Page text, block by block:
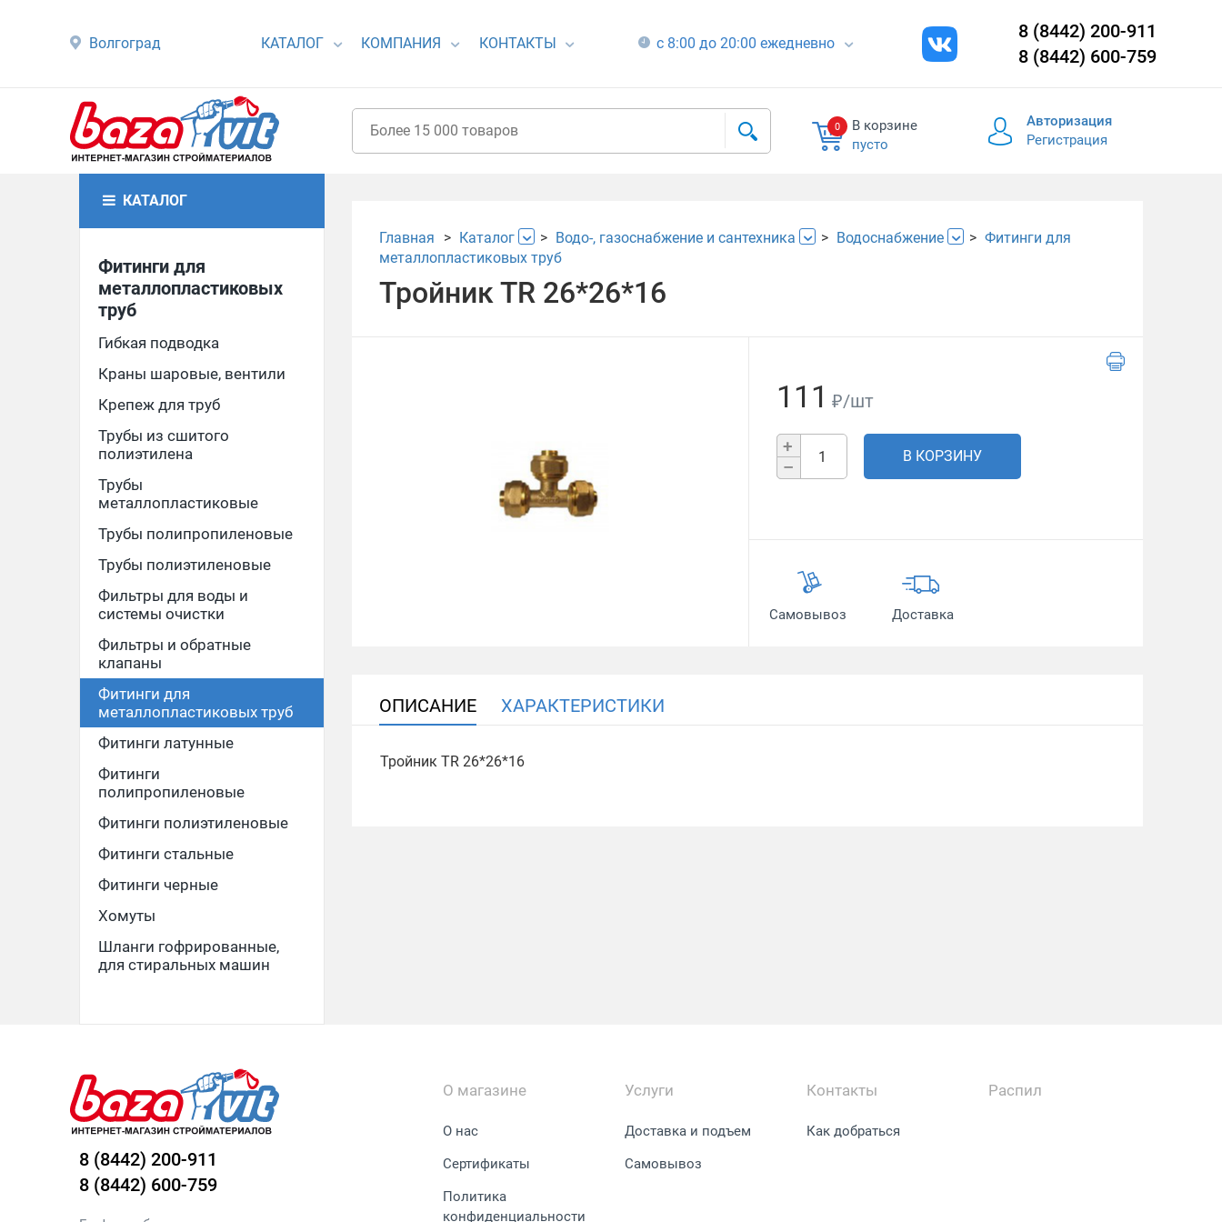
Волгоград КАТАЛОГ КОМПАНИЯ КОНТАКТЫ с 8:00 до 20:00 ежедневно
8 (8442) 200-911
8 (8442) 600-759
0
В корзине
пусто
Авторизация
Регистрация
КАТАЛОГ
Фитинги для
металлопластиковых
труб
Гибкая подводка
Краны шаровые, вентили
Крепеж для труб
Трубы из сшитого
полиэтилена
Трубы
металлопластиковые
Трубы полипропиленовые
Трубы полиэтиленовые
Фильтры для воды и
системы очистки
Фильтры и обратные
клапаны
Фитинги для
металлопластиковых труб
Фитинги латунные
Фитинги
полипропиленовые
Фитинги полиэтиленовые
Фитинги стальные
Фитинги черные
Хомуты
Шланги гофрированные,
для стиральных машин
Главная Каталог Водо-, газоснабжение и сантехника Водоснабжение
Фитинги для
металлопластиковых труб
Тройник ТR 26*26*16
111 ₽/шт
+
–
В КОРЗИНУ
Самовывоз Доставка
ОПИСАНИЕ ХАРАКТЕРИСТИКИ
Тройник ТR 26*26*16
8 (8442) 200-911
8 (8442) 600-759
О магазине
О нас
Сертификаты
Политика
конфиденциальности
Услуги
Доставка и подъем
Самовывоз
Контакты
Как добраться
Распил